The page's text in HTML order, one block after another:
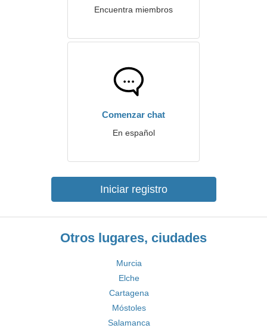
Encuentra miembros
Comenzar chat
En español
Iniciar registro
Otros lugares, ciudades
Murcia
Elche
Cartagena
Móstoles
Salamanca